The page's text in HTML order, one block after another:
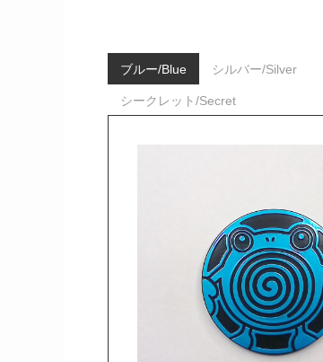
ブルー/Blue シルバー/Silver
シークレット/Secret